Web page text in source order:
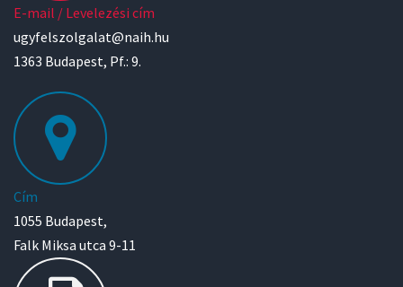
E-mail / Levelezési cím
ugyfelszolgalat@naih.hu
1363 Budapest, Pf.: 9.
Cím
1055 Budapest,
Falk Miksa utca 9-11